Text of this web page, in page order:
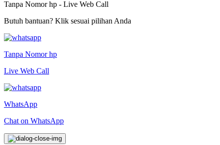
Tanpa Nomor hp - Live Web Call
Butuh bantuan? Klik sesuai pilihan Anda
Tanpa Nomor hp
Live Web Call
WhatsApp
Chat on WhatsApp